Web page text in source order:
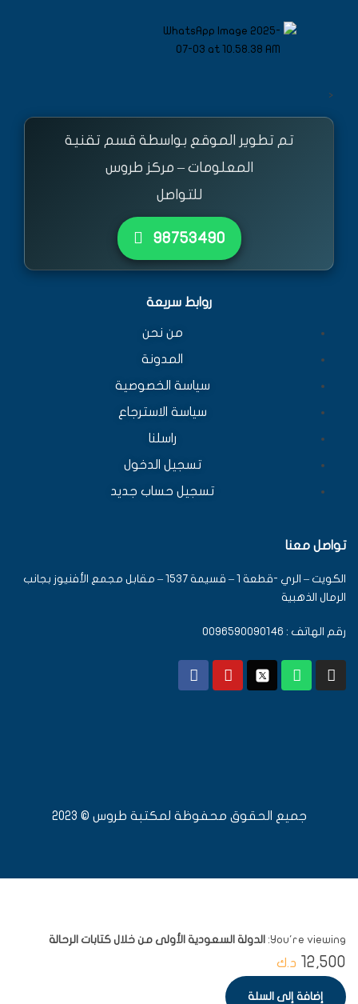
<
تم تطوير الموقع بواسطة قسم تقنية
المعلومات – مركز طروس
للتواصل
٩٨٧٥٣٤٩٠
روابط سريعة
من نحن
المدونة
سياسة الخصوصية
سياسة الاسترجاع
راسلنا
تسجيل الدخول
تسجيل حساب جديد
تواصل معنا
الكويت – الري -قطعة 1 – قسيمة 1537 – مقابل مجمع الأفنيوز بجانب
الرمال الذهبية
رقم الهاتف : 0096590090146
جميع الحقوق محفوظة لمكتبة طروس © 2023
You're viewing: الدولة السعودية الأولى من خلال كتابات الرحالة
12,500 د.ك
إضافة إلى السلة